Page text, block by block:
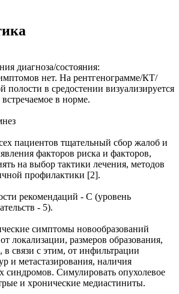
диагноза/состояния:
нет. На рентгенограмме/КТ/
в средостении визуализируется
в норме.
пациентов тщательный сбор жалоб и
факторов риска и факторов,
на выбор тактики лечения, методов
профилактики [2].
рекомендаций - С (уровень
- 5).
симптомы новообразований
локализации, размеров образования,
в связи с этим, от инфильтрации
и метастазирования, наличия
синдромов. Симулировать опухолевое
и хронические медиастиниты.